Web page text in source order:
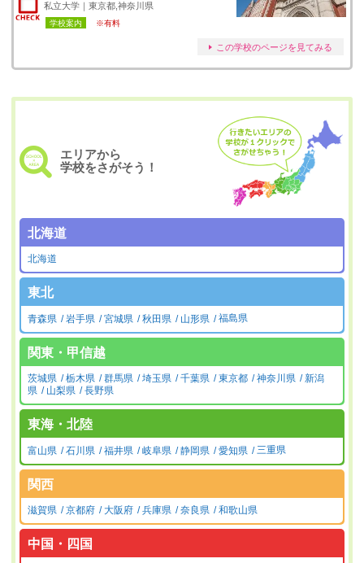
私立大学｜東京都,神奈川県
学校案内 ※有料
この学校のページを見てみる
エリアから
学校をさがそう！
北海道
北海道
東北
青森県 岩手県 宮城県 秋田県 山形県 福島県
関東・甲信越
茨城県 栃木県 群馬県 埼玉県 千葉県 東京都 神奈川県
新潟
県
山梨県 長野県
東海・北陸
富山県 石川県 福井県 岐阜県 静岡県 愛知県 三重県
関西
滋賀県 京都府 大阪府 兵庫県 奈良県 和歌山県
中国・四国